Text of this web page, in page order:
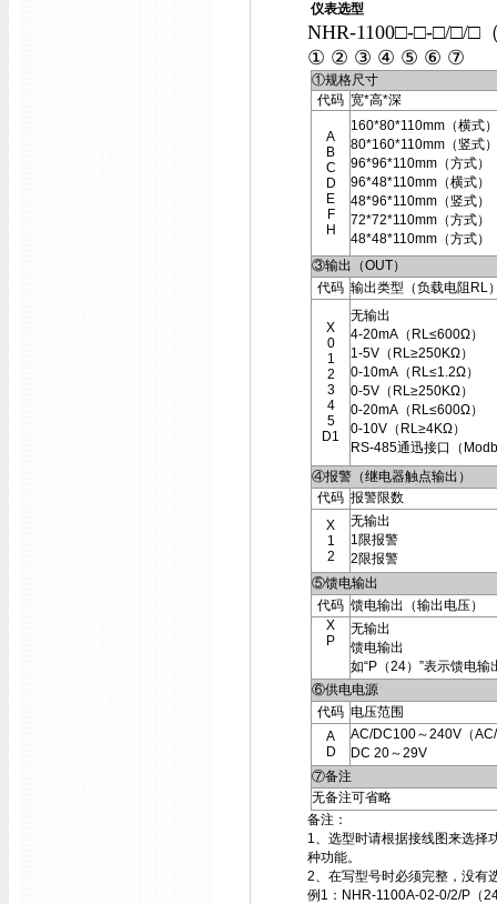
仪表选型
NHR-1100□-□-□/□/□
① ② ③ ④ ⑤ ⑥ ⑦
①规格尺寸
代码 宽*高*深
A
B
C
D
E
F
H
160*80*110mm（横式）
80*160*110mm（竖式）
96*96*110mm（方式）
96*48*110mm（横式）
48*96*110mm（竖式）
72*72*110mm（方式）
48*48*110mm（方式）
③输出（OUT）
代码 输出类型（负载电阻RL
X
0
1
2
3
4
5
D1
无输出
4-20mA（RL≤600Ω）
1-5V（RL≥250KΩ）
0-10mA（RL≤1.2Ω）
0-5V（RL≥250KΩ）
0-20mA（RL≤600Ω）
0-10V（RL≥4KΩ）
RS-485通迅接口（
④报警（继电器触点输出）
代码 报警限数
X
1
2
无输出
1限报警
2限报警
⑤馈电输出
代码 馈电输出（输出电压）
X
P
无输出
馈电输出
如“P（24）”表示馈电输
⑥供电电源
代码 电压范围
A
D
AC/DC100～240V（
DC 20～29V
⑦备注
无备注可省略
备注：
1、选型时请根据接线图来选择
种功能。
2、在写型号时必须完整，没有
例1：NHR-1100A-02-0/2/P（